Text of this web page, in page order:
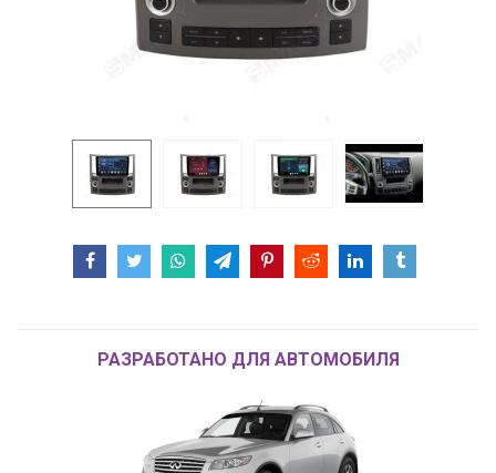
РАЗРАБОТАНО ДЛЯ АВТОМОБИЛЯ